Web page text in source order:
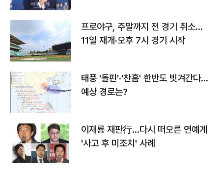
프로야구, 주말까지 전 경기 취소…
11일 재개·오후 7시 경기 시작
태풍 '돌핀'·'찬홈' 한반도 빗겨간다…
예상 경로는?
이재룡 재판行…다시 떠오른 연예계
'사고 후 미조치' 사례